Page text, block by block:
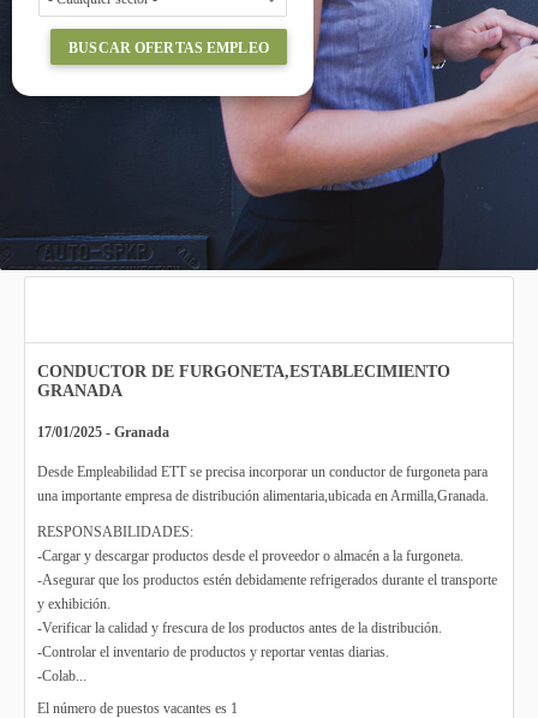
BUSCAR OFERTAS EMPLEO
CONDUCTOR DE FURGONETA,ESTABLECIMIENTO
GRANADA
17/01/2025 - Granada
Desde Empleabilidad ETT se precisa incorporar un conductor de furgoneta para
una importante empresa de distribución alimentaria,ubicada en Armilla,Granada.
RESPONSABILIDADES:
-Cargar y descargar productos desde el proveedor o almacén a la furgoneta.
-Asegurar que los productos estén debidamente refrigerados durante el transporte
y exhibición.
-Verificar la calidad y frescura de los productos antes de la distribución.
-Controlar el inventario de productos y reportar ventas diarias.
-Colab...
El número de puestos vacantes es 1